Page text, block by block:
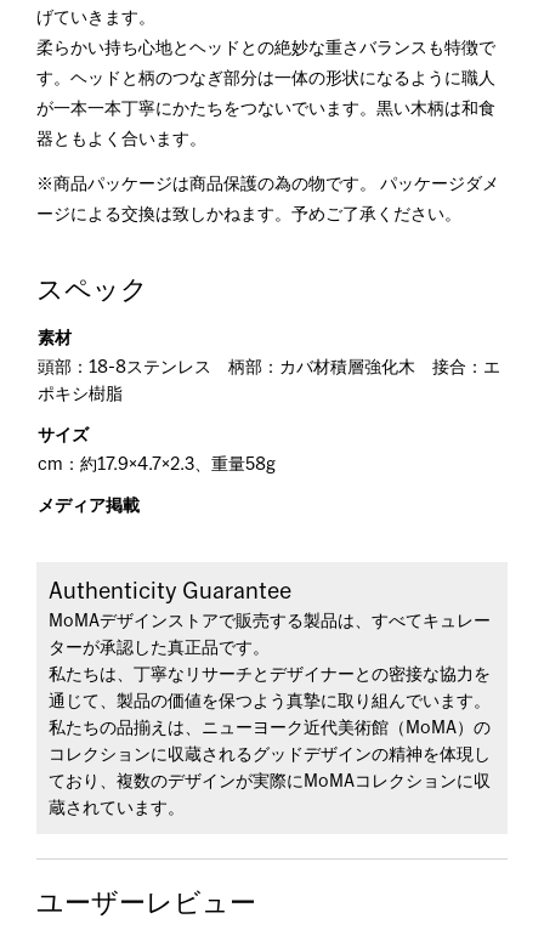
げていきます。
柔らかい持ち心地とヘッドとの絶妙な重さバランスも特徴で
す。ヘッドと柄のつなぎ部分は一体の形状になるように職人
が一本一本丁寧にかたちをつないでいます。黒い木柄は和食
器ともよく合います。
※商品パッケージは商品保護の為の物です。 パッケージダメ
ージによる交換は致しかねます。予めご了承ください。
スペック
素材
頭部：18-8ステンレス 柄部：カバ材積層強化木 接合：エ
ポキシ樹脂
サイズ
cm：約17.9×4.7×2.3、重量58g
メディア掲載
Authenticity Guarantee
MoMAデザインストアで販売する製品は、すべてキュレー
ターが承認した真正品です。
私たちは、丁寧なリサーチとデザイナーとの密接な協力を
通じて、製品の価値を保つよう真摯に取り組んでいます。
私たちの品揃えは、ニューヨーク近代美術館（MoMA）の
コレクションに収蔵されるグッドデザインの精神を体現し
ており、複数のデザインが実際にMoMAコレクションに収
蔵されています。
ユーザーレビュー